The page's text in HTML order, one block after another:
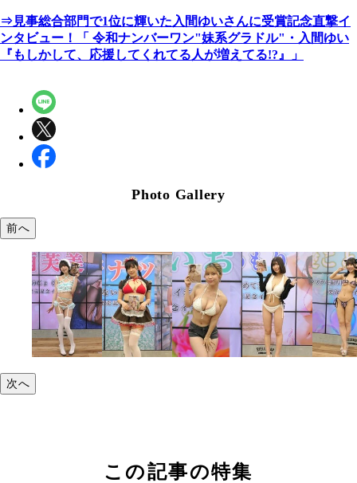
⇒見事総合部門で1位に輝いた入間ゆいさんに受賞記念直撃イ
ンタビュー！「 令和ナンバーワン"妹系グラドル"・入間ゆい
『もしかして、応援してくれてる人が増えてる!?』」
Photo Gallery
前へ
次へ
この記事の特集